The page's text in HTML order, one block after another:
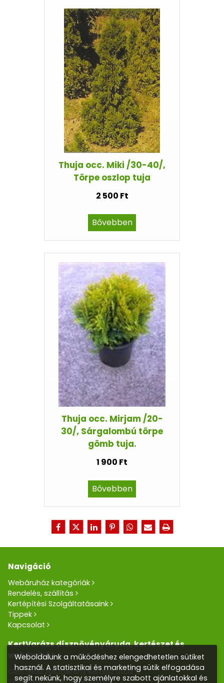
Thuja occ. Miki /30-40/,
Törpe oszlop tuja
2 500 Ft
Bővebben
Thuja occ. Mirjam /20-
30/, Sárgalombú törpe
gömb tuja.
1 900 Ft
Bővebben
Navigáció
Webáruház kategóriák
Rendelés, szállítás
Kertépítési Szolgáltatásaink
Tippek
Kapcsolat
KertVarázs dísznövényáruda, kertészet és
webáruház
Cím: 5100 Jászberény Kertész utca 5.
Weboldalunk a működéshez elengedhetetlen sütiket
használ. A statisztikai és marketing sütik elfogadása
segít nekünk, hogy személyre szabott ajánlatokkal és